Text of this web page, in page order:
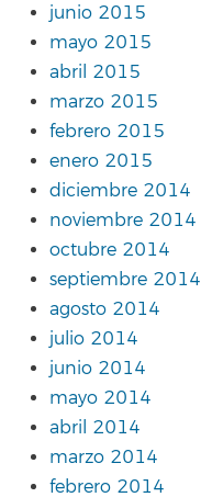
junio 2015
mayo 2015
abril 2015
marzo 2015
febrero 2015
enero 2015
diciembre 2014
noviembre 2014
octubre 2014
septiembre 2014
agosto 2014
julio 2014
junio 2014
mayo 2014
abril 2014
marzo 2014
febrero 2014